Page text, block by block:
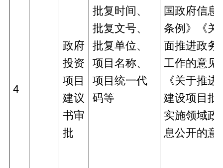
4
政府
投资
项目
建议
书审
批
批复时间、
批复文号、
批复单位、
项目名称、
项目统一代
码等
国政府信息
条例》《关
面推进政务
工作的意见
《关于推进
建设项目批
实施领域政
息公开的意